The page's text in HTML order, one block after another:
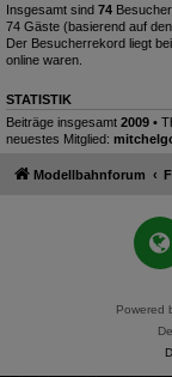
Insgesamt sind 74
74 Gäste (basierend auf
Der Besucherrekord liegt bei
online waren.
STATISTIK
Beiträge insgesamt 2009 •
neuestes Mitglied:
Modellbahnforum
Powered